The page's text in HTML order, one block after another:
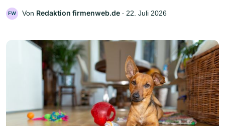
FW Von Redaktion firmenweb.de ‧ 22. Juli 2026